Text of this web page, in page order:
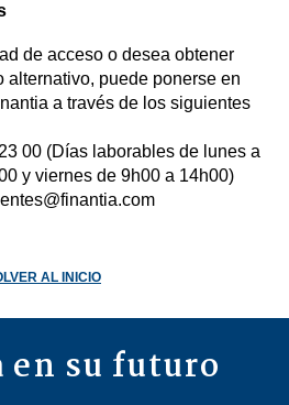
de acceso o desea obtener
alternativo, puede ponerse en
a través de los siguientes
00 (Días laborables de lunes a
y viernes de 9h00 a 14h00)
AL INICIO
su futuro